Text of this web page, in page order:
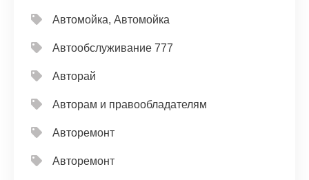
Автомойка, Автомойка
Автообслуживание 777
Авторай
Авторам и правообладателям
Авторемонт
Авторемонт